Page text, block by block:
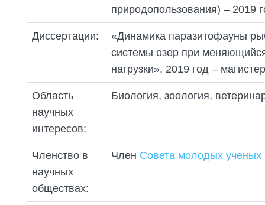
природопользования) – 2019
Диссертации:
«Динамика паразитофауны
системы озер при
нагрузки», 2019 год –
Область
научных
интересов:
Биология, зоология,
Членство в
научных
обществах:
Член Совета молодых ученых